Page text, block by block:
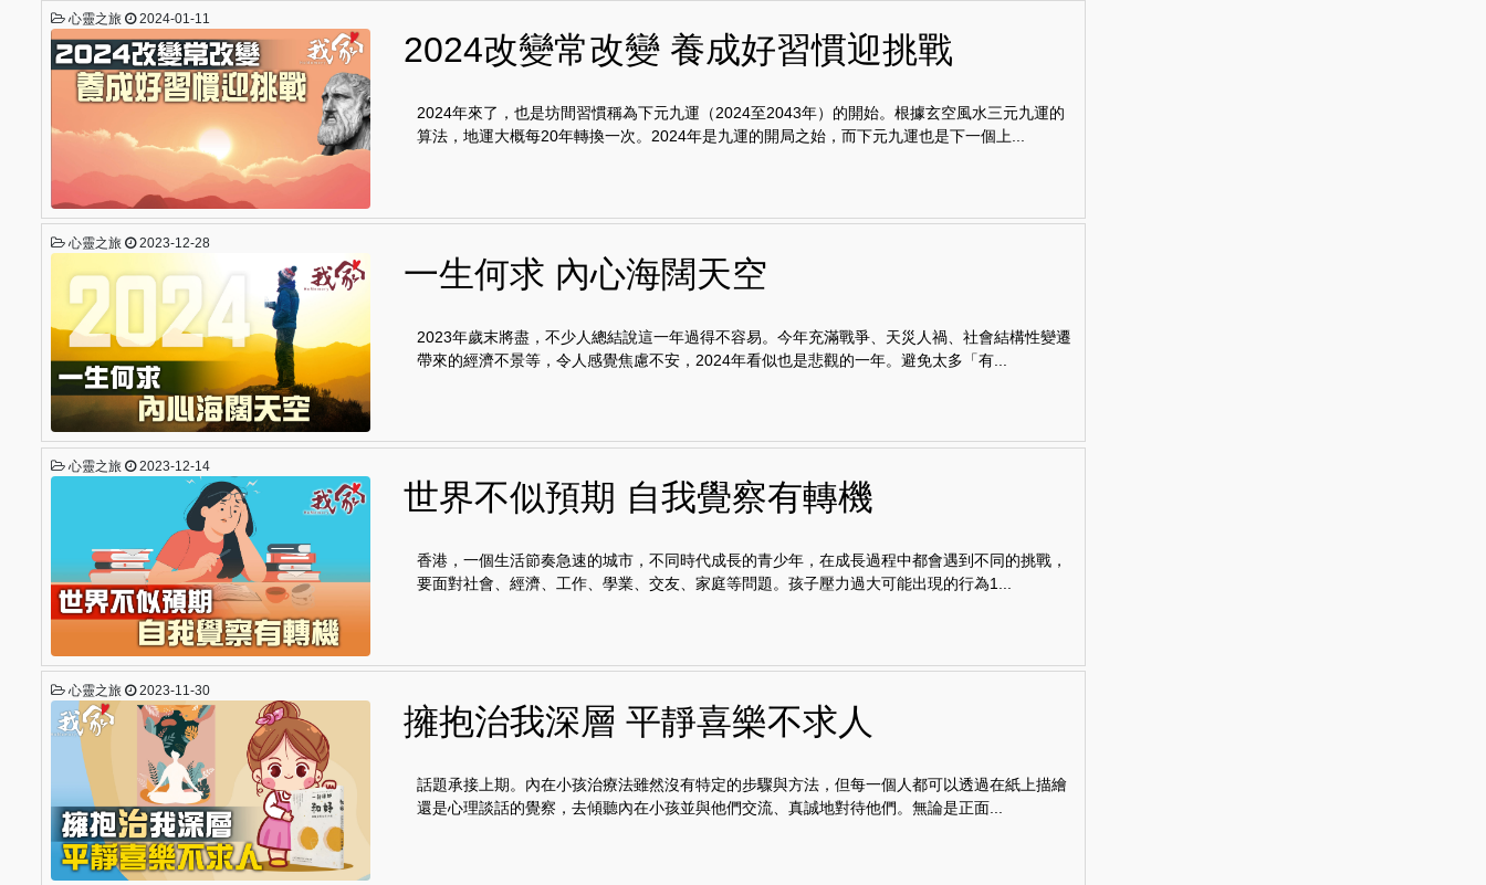
心靈之旅 2024-01-11
2024改變常改變 養成好習慣迎挑戰
2024年來了，也是坊間習慣稱為下元九運（2024至2043年）的開始。根據玄空風水三元九運的
算法，地運大概每20年轉換一次。2024年是九運的開局之始，而下元九運也是下一個上...
心靈之旅 2023-12-28
一生何求 內心海闊天空
2023年歲末將盡，不少人總結說這一年過得不容易。今年充滿戰爭、天災人禍、社會結構性變遷
帶來的經濟不景等，令人感覺焦慮不安，2024年看似也是悲觀的一年。避免太多「有...
心靈之旅 2023-12-14
世界不似預期 自我覺察有轉機
香港，一個生活節奏急速的城市，不同時代成長的青少年，在成長過程中都會遇到不同的挑戰，
要面對社會、經濟、工作、學業、交友、家庭等問題。孩子壓力過大可能出現的行為1...
心靈之旅 2023-11-30
擁抱治我深層 平靜喜樂不求人
話題承接上期。內在小孩治療法雖然沒有特定的步驟與方法，但每一個人都可以透過在紙上描繪
還是心理談話的覺察，去傾聽內在小孩並與他們交流、真誠地對待他們。無論是正面...